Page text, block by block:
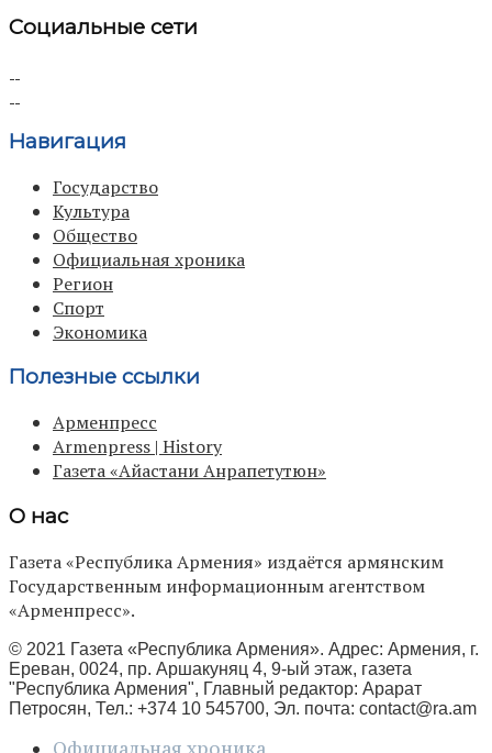
Социальные сети
Навигация
Государство
Культура
Общество
Официальная хроника
Регион
Спорт
Экономика
Полезные ссылки
Арменпресс
Armenpress | History
Газета «Айастани Анрапетутюн»
О нас
Газета «Республика Армения» издаётся армянским
Государственным информационным агентством
«Арменпресс».
© 2021 Газета «Республика Армения». Адрес: Армения, г.
Ереван, 0024, пр. Аршакуняц 4, 9-ый этаж, газета
"Республика Армения", Главный редактор: Арарат
Петросян, Тел.: +374 10 545700, Эл. почта: contact@ra.am
Официальная хроника